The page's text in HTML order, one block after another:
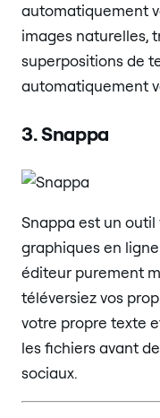
automatiquement
images naturelles,
superpositions de
automatiquement
3. Snappa
Snappa est un
graphiques en
éditeur purement
téléversiez vos
votre propre texte
les fichiers avant
sociaux.